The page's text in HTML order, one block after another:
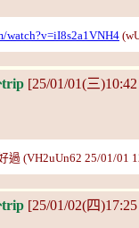
watch?v=iI8s2a1VNH4
trip [25/01/01(三
過 (VH2uUn62 25/01/01
trip [25/01/02(四